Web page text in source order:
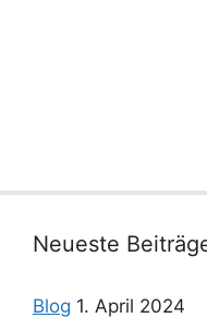
Neueste
Blog 1. April 2024